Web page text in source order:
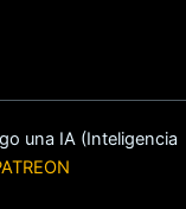
una IA (Inteligencia